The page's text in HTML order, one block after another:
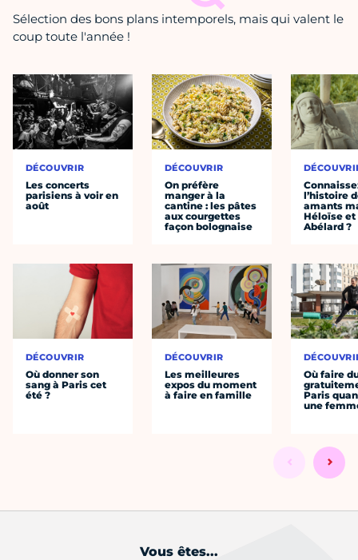
Sélection des bons plans intemporels, mais qui valent le
coup toute l'année !
DÉCOUVRIR
Les concerts
parisiens à voir en
août
DÉCOUVRIR
Où donner son
sang à Paris cet
été ?
DÉCOUVRIR
On préfère
manger à la
cantine : les pâtes
aux courgettes
façon bolognaise
DÉCOUVRIR
Les meilleures
expos du moment
à faire en famille
l’histoire
amants
Héloïse et
Abélard ?
Où faire
Paris
une
Vous êtes...